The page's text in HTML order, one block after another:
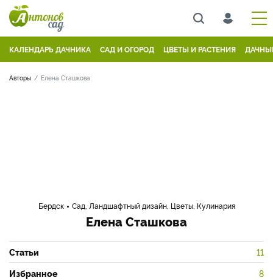
КАЛЕНДАРЬ ДАЧНИКА САД И ОГОРОД ЦВЕТЫ И РАСТЕНИЯ
Авторы Елена Сташкова
Бердск Сад, Ландшафтный дизайн, Цветы, Кулинария
Елена Сташкова
Статьи 11
Избранное 8